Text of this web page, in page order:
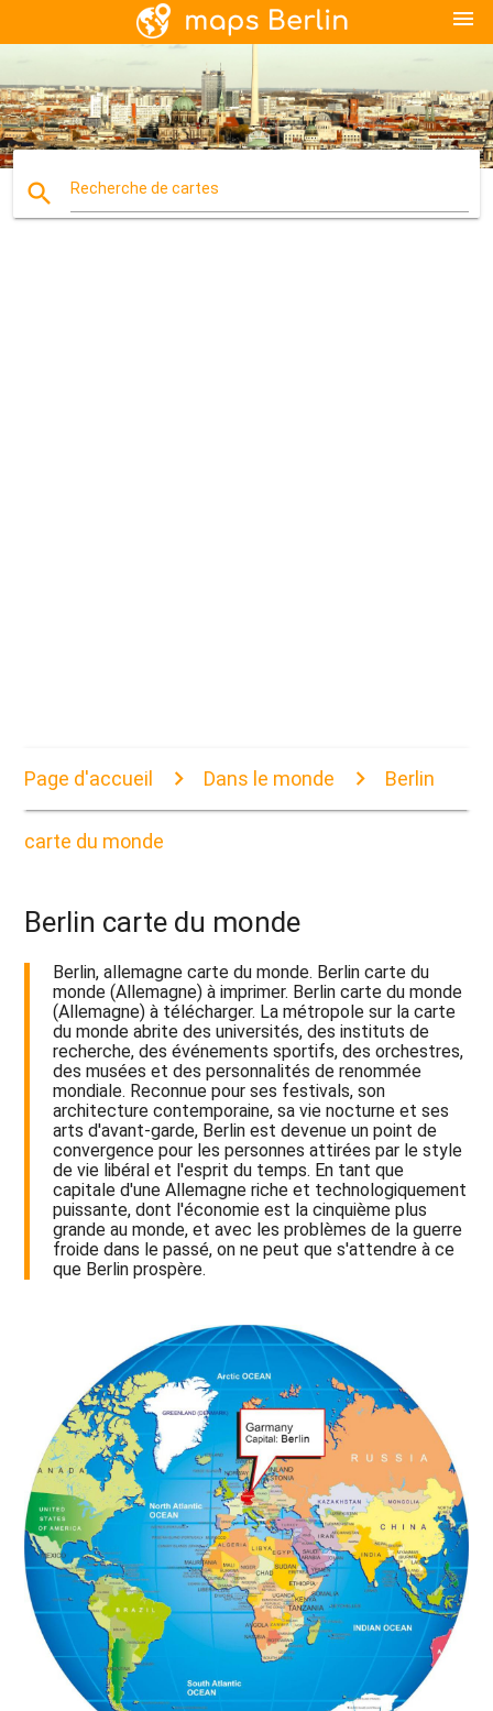
menu
search Recherche de cartes
Page d'accueil Dans le monde Berlin
carte du monde
Berlin carte du monde
Berlin, allemagne carte du monde. Berlin carte du
monde (Allemagne) à imprimer. Berlin carte du monde
(Allemagne) à télécharger. La métropole sur la carte
du monde abrite des universités, des instituts de
recherche, des événements sportifs, des orchestres,
des musées et des personnalités de renommée
mondiale. Reconnue pour ses festivals, son
architecture contemporaine, sa vie nocturne et ses
arts d'avant-garde, Berlin est devenue un point de
convergence pour les personnes attirées par le style
de vie libéral et l'esprit du temps. En tant que
capitale d'une Allemagne riche et technologiquement
puissante, dont l'économie est la cinquième plus
grande au monde, et avec les problèmes de la guerre
froide dans le passé, on ne peut que s'attendre à ce
que Berlin prospère.